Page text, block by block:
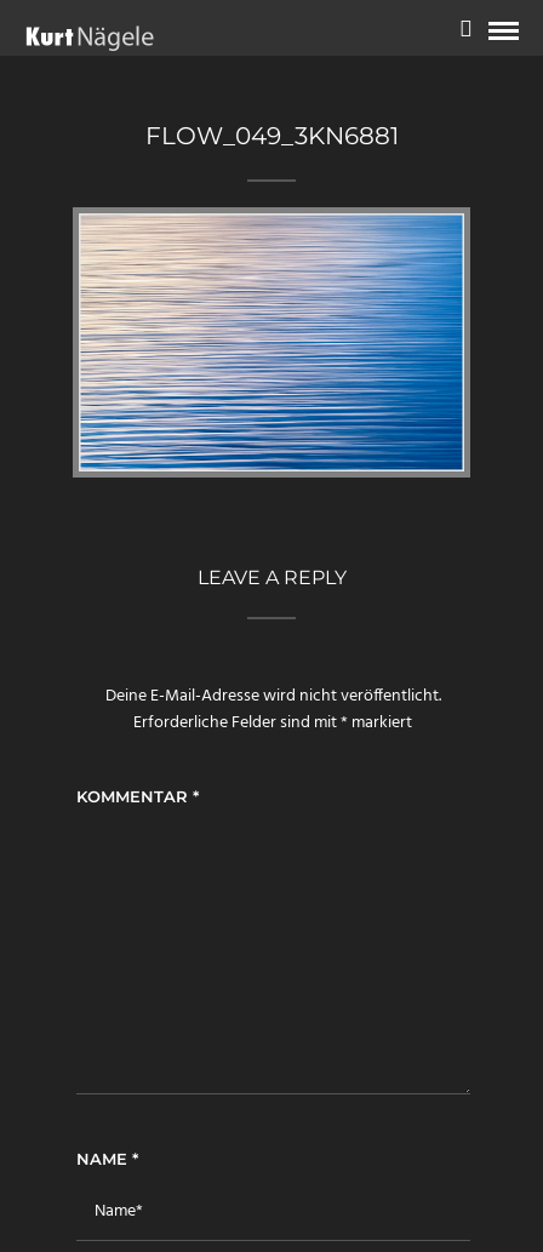
FLOW_049_3KN6881
LEAVE A REPLY
Deine E-Mail-Adresse wird nicht veröffentlicht.
Erforderliche Felder sind mit*markiert
KOMMENTAR *
NAME *